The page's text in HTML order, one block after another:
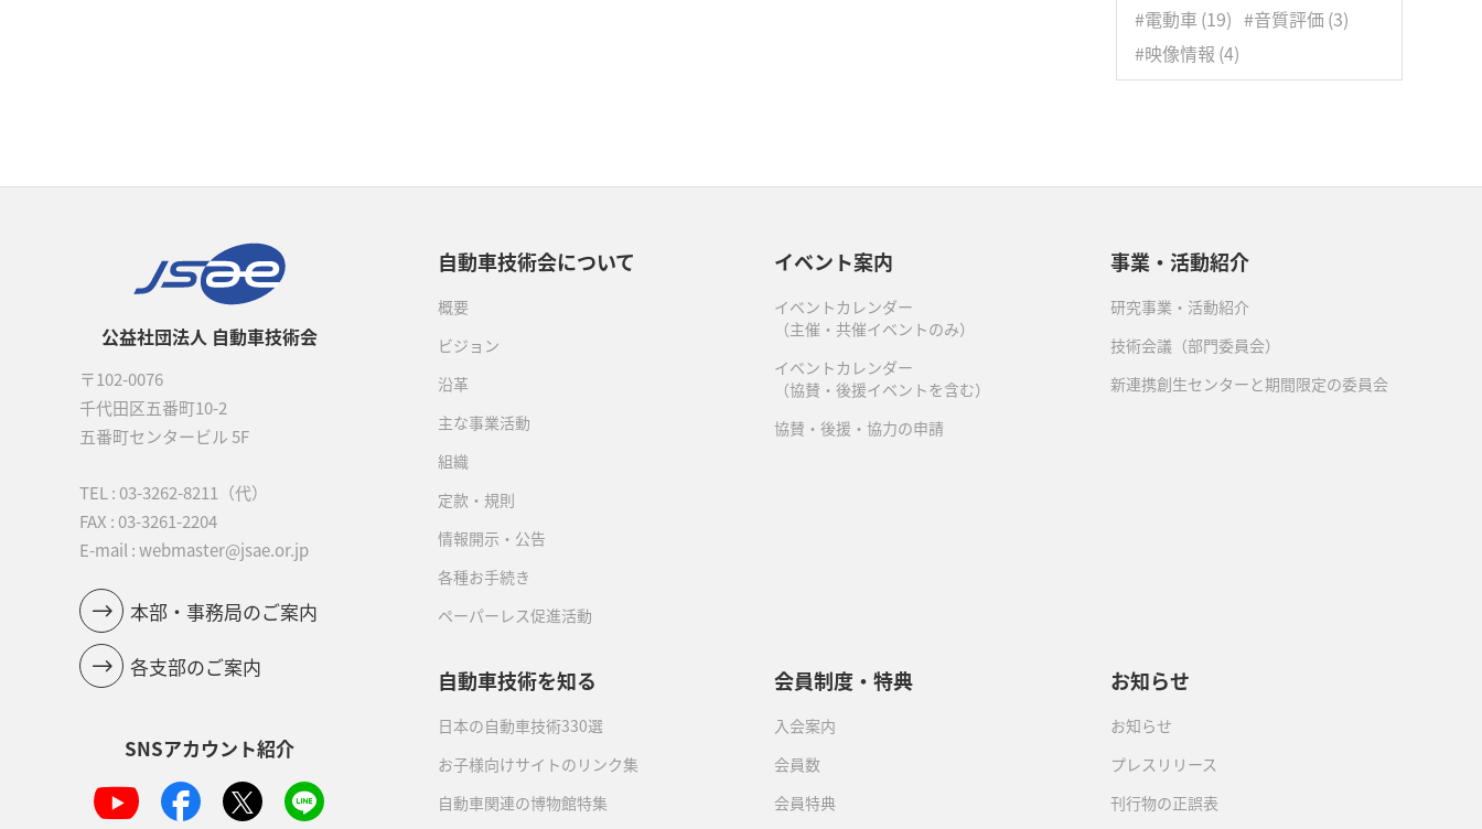
#電動車 (19) #音質評価 (3)
#映像情報 (4)
公益社団法人 自動車技術会
〒102-0076
千代田区五番町10-2
五番町センタービル 5F
TEL : 03-3262-8211
（代）
FAX : 03-3261-2204
E-mail : webmaster@jsae.or.jp
本部・事務局のご案内
各支部のご案内
SNSアカウント紹介
自動車技術会について
概要
ビジョン
沿革
主な事業活動
組織
定款・規則
情報開示・公告
各種お手続き
ペーパーレス促進活動
イベント案内
イベントカレンダー
（主催・共催イベントのみ）
イベントカレンダー
（協賛・後援イベントを含む）
協賛・後援・協力の申請
事業・活動紹介
研究事業・活動紹介
技術会議（部門委員会）
新連携創生センターと期間限定の委員会
自動車技術を知る
日本の自動車技術330選
お子様向けサイトのリンク集
自動車関連の博物館特集
会員制度・特典
入会案内
会員数
会員特典
お知らせ
お知らせ
プレスリリース
刊行物の正誤表